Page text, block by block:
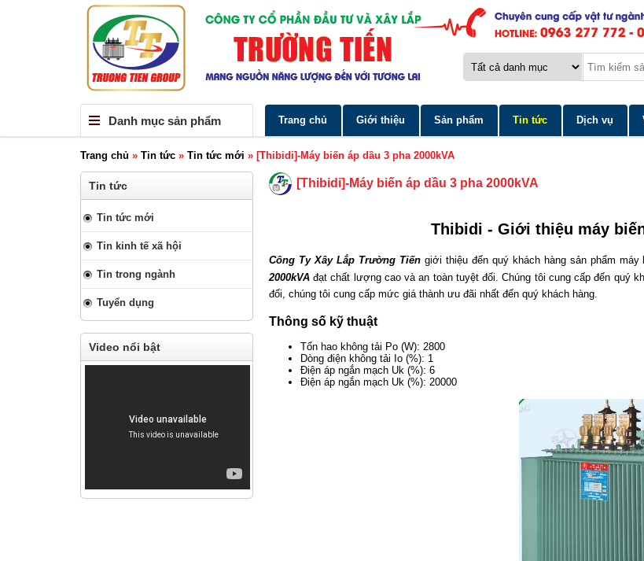
Danh mục sản phẩm Trang chủ Giới thiệu Sản phẩm Tin tức Dịch vụ
Trang chủ » Tin tức » Tin tức mới » [Thibidi]-Máy biến áp dầu 3 pha 2000kVA
Tin tức
Tin tức mới
Tin kinh tế xã hội
Tin trong ngành
Tuyển dụng
Video nổi bật
[Thibidi]-Máy biến áp dầu 3 pha 2000kVA
Thibidi - Giới thiệu máy
Công Ty Xây Lắp Trường Tiếngiới thiệu đến quý khách hàng sản phẩm máy
2000kVA đạt chất lượng cao và an toàn tuyệt đối. Chúng tôi cung cấp đến quý
đối, chúng tôi cung cấp mức giá thành ưu đãi nhất đến quý khách hàng.
Thông số kỹ thuật
Tổn hao không tải Po (W): 2800
Dòng điện không tải Io (%): 1
Điện áp ngắn mạch Uk (%): 6
Điện áp ngắn mạch Uk (%): 20000